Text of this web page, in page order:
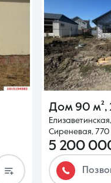
Дом 90 м²,
Сиреневая, 770
5 200